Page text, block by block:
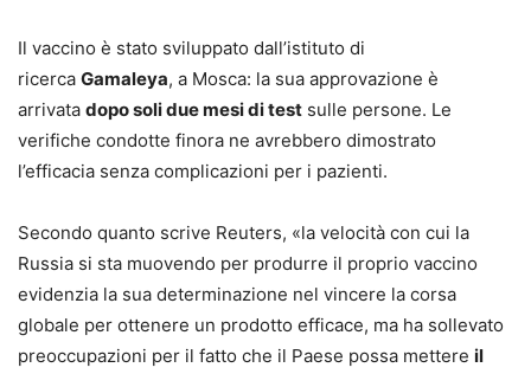
Il vaccino è stato sviluppato dall’istituto di
ricerca Gamaleya, a Mosca: la sua approvazione è
arrivata dopo soli due mesi di test sulle persone. Le
verifiche condotte finora ne avrebbero dimostrato
l’efficacia senza complicazioni per i pazienti.
Secondo quanto scrive Reuters, «la velocità con cui la
Russia si sta muovendo per produrre il proprio vaccino
evidenzia la sua determinazione nel vincere la corsa
globale per ottenere un prodotto efficace, ma ha sollevato
preoccupazioni per il fatto che il Paese possa mettere il